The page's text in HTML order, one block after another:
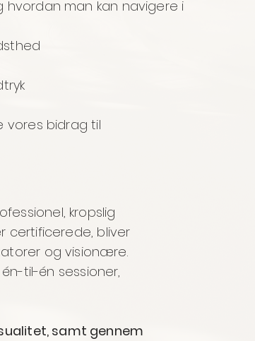
hvordan man kan navigere i
vores bidrag til
kropslig
certificerede, bliver
og visionære.
til-én sessioner,
samt gennem